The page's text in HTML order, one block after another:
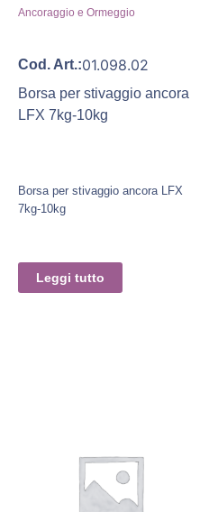
Ancoraggio e Ormeggio
Cod. Art.:01.098.02
Borsa per stivaggio ancora
LFX 7kg-10kg
Borsa per stivaggio ancora LFX
7kg-10kg
Leggi tutto